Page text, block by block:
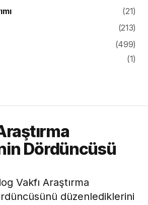
(21)
(213)
(499)
(1)
Dördüncüsü
Vakfı Araştırma
düzenlediklerini